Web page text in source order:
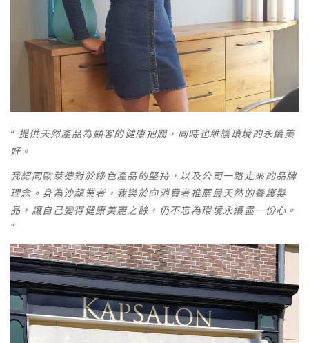
“ 提供天然產品為顧客的健康把關，同時也維護環境的永續美
好。
我認同歐萊德對於綠色產品的堅持，以及公司一路走來的品牌
理念。身為沙龍業者，我樂於向消費者推薦最天然的養護髮
品，讓自己變得健康美麗之餘，仍不忘為環境永續盡一份心。
”